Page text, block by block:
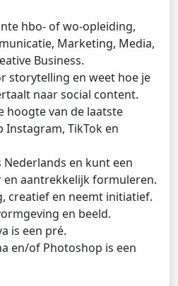
hbo- of wo-opleiding,
Marketing, Media,
Business.
storytelling en weet hoe je
naar social content.
hoogte van de laatste
TikTok en
en kunt een
en aantrekkelijk formuleren.
creatief en neemt initiatief.
en beeld.
is een pré.
en/of Photoshop is een